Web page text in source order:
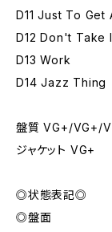
D11 Just To Get
D12 Don't Take
D13 Work
D14 Jazz Thing
盤質 VG+/VG+/
ジャケット VG+
◎状態表記◎
◎盤面